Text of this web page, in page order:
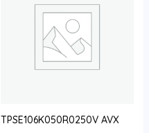
TPSE106K050R0250V AVX